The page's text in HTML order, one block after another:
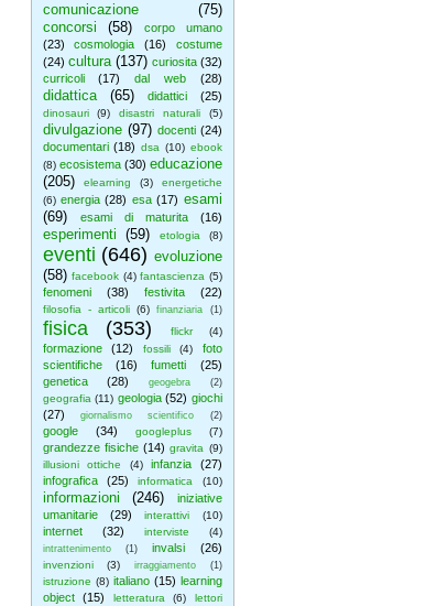
comunicazione
(75)
concorsi
(58)
corpo umano
(23)
cosmologia (16)
costume
(24) cultura (137) curiosita (32)
curricoli
(17) dal web (28)
didattica (65) didattici (25)
dinosauri (9) disastri naturali (5)
divulgazione (97) docenti (24)
documentari (18) dsa (10) ebook
(8) ecosistema (30) educazione
(205)
elearning (3)
energetiche
(6) energia (28) esa (17) esami
(69)
esami di maturita (16)
esperimenti (59) etologia (8)
eventi (646) evoluzione
(58) facebook (4) fantascienza (5)
fenomeni (38) festivita (22)
filosofia - articoli (6) finanziaria (1)
fisica (353) flickr (4)
formazione (12) fossili (4)
foto
scientifiche
(16) fumetti
(25)
genetica
(28) geogebra (2)
geografia (11) geologia (52) giochi
(27)
giornalismo scientifico (2)
google (34) googleplus (7)
grandezze fisiche (14) gravita (9)
illusioni ottiche
(4) infanzia
(27)
infografica
(25) informatica (10)
informazioni (246)
iniziative
umanitarie
(29) interattivi (10)
internet (32) interviste (4)
intrattenimento (1) invalsi (26)
invenzioni (3) irraggiamento (1)
istruzione (8) italiano (15) learning
object
(15) letteratura (6)
lettori